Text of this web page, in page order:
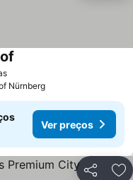
Ver preços
Nürnberg
Ver preços
Partilhar